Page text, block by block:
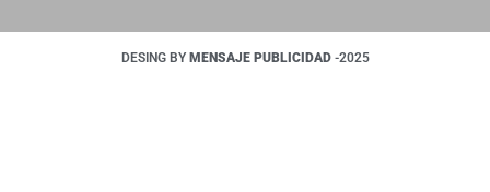
DESING BY MENSAJE PUBLICIDAD -2025